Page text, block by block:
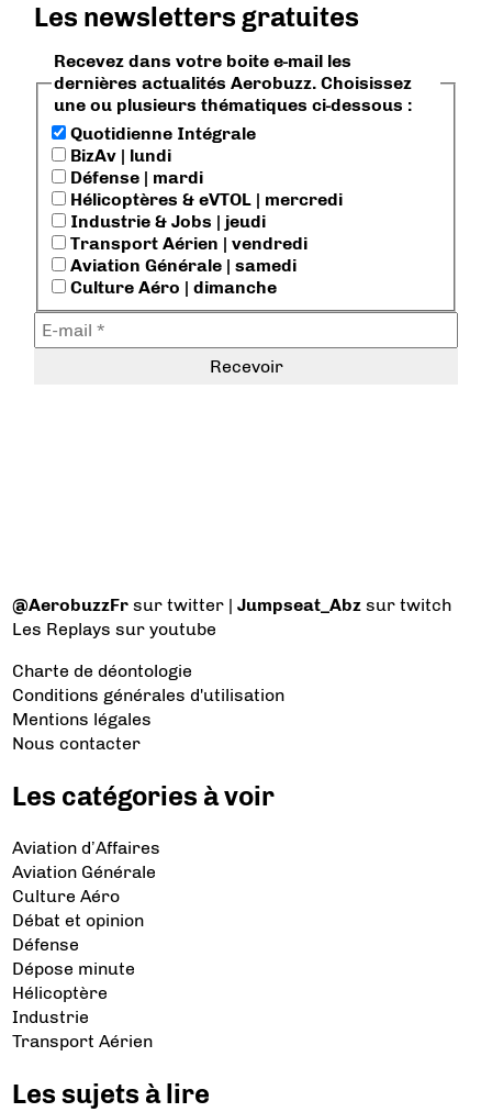
Les newsletters gratuites
Recevez dans votre boite e-mail les
dernières actualités Aerobuzz. Choisissez
une ou plusieurs thématiques ci-dessous :
Quotidienne Intégrale
BizAv | lundi
Défense | mardi
Hélicoptères & eVTOL | mercredi
Industrie & Jobs | jeudi
Transport Aérien | vendredi
Aviation Générale | samedi
Culture Aéro | dimanche
@AerobuzzFr sur twitter |Jumpseat_Abz sur twitch
Les Replays sur youtube
Charte de déontologie
Conditions générales d'utilisation
Mentions légales
Nous contacter
Les catégories à voir
Aviation d’Affaires
Aviation Générale
Culture Aéro
Débat et opinion
Défense
Dépose minute
Hélicoptère
Industrie
Transport Aérien
Les sujets à lire